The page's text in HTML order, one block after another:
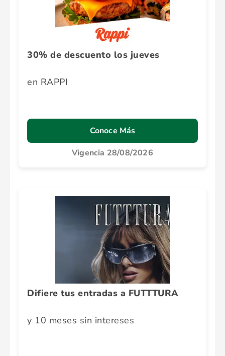
30% de descuento los jueves
en RAPPI
Conoce Más
Vigencia 28/08/2026
Difiere tus entradas a FUTTTURA
y 10 meses sin intereses